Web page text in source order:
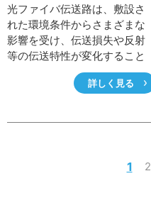
光ファイバ伝送路は、敷設さ
れた環境条件からさまざまな
影響を受け、伝送損失や反射
等の伝送特性が変化すること
があり、その度合いによって
は通信品質を担保できないこ
た測定が行われますが、デー
詳しく見る
1 2